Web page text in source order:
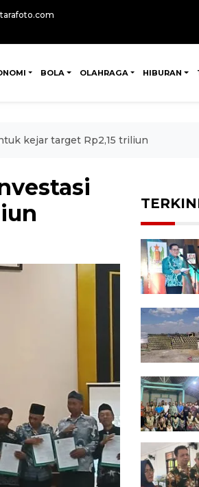
BOLA OLAHRAGA HIBURAN
kejar target Rp2,15 triliun